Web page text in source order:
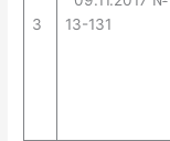
3
13-131